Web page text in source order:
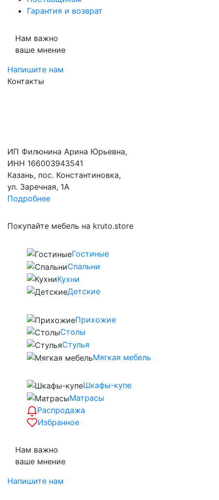
Гарантия и возврат
Нам важно
ваше мнение
Напишите нам
Контакты
ИП Филюнина Арина Юрьевна,
ИНН 166003943541
Казань, пос. Константиновка,
ул. Заречная, 1А
Подробнее
Покупайте мебель на kruto.store
Гостиные
Спальни
Кухни
Детские
Прихожие
Столы
Стулья
Мягкая мебель
Шкафы-купе
Матрасы
Распродажа
Избранное
Нам важно
ваше мнение
Напишите нам